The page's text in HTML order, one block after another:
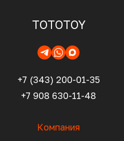
TOTOTOY
+7 (343) 200-01-35
+7 908 630-11-48
Компания